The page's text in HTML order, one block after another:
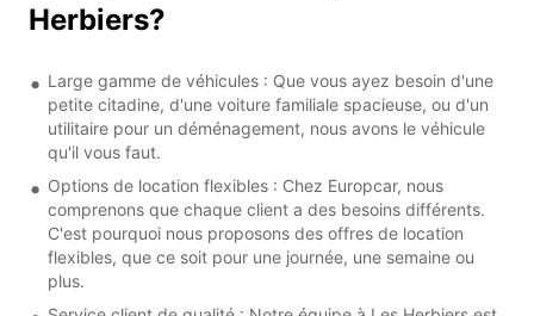
Herbiers?
Large gamme de véhicules : Que vous ayez besoin d'une
petite citadine, d'une voiture familiale spacieuse, ou d'un
utilitaire pour un déménagement, nous avons le véhicule
qu'il vous faut.
Options de location flexibles : Chez Europcar, nous
comprenons que chaque client a des besoins différents.
C'est pourquoi nous proposons des offres de location
flexibles, que ce soit pour une journée, une semaine ou
plus.